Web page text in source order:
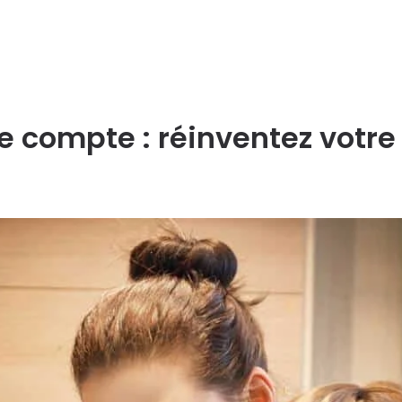
compte : réinventez